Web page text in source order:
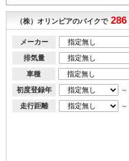
（株）オリンピアのバイクで 286
メーカー
排気量
車種
初度登録年
～
走行距離
～